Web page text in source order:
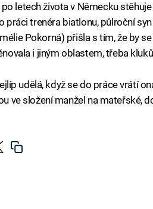
letech života v Německu
práci trenéra biatlonu, půlroční syn
Pokorná) přišla s tím, že by
i jiným oblastem, třeba
udělá, když se do práce vrátí
ve složení manžel na mateřské,